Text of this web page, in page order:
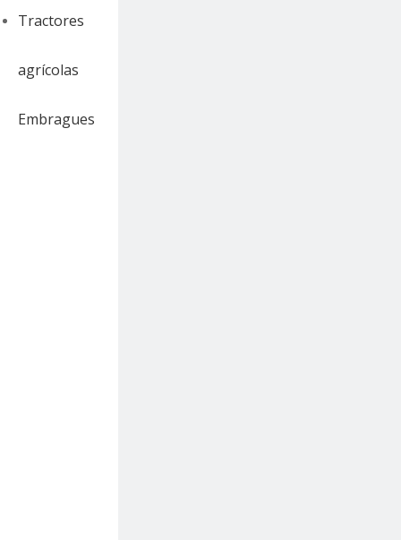
Tractores
agrícolas
Embragues